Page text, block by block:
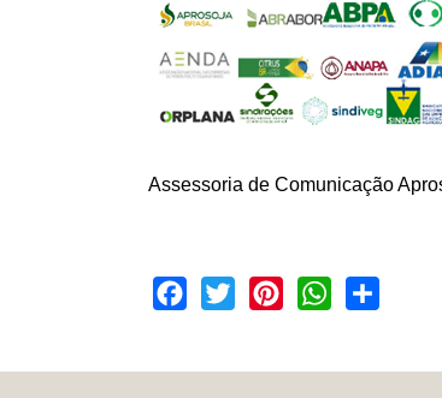
Assessoria de Comunicação
Facebook
Twitter PinterestWhatsApp